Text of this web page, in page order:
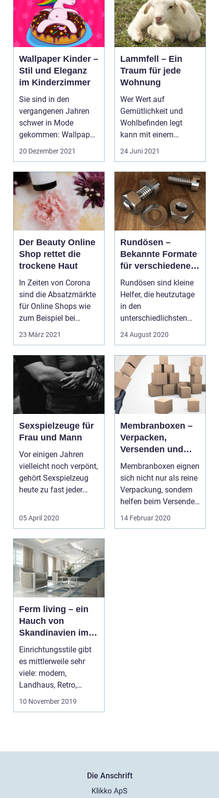
Wallpaper Kinder –
Stil und Eleganz
im Kinderzimmer
Sie sind in den
vergangenen Jahren
schwer in Mode
gekommen: Wallpaper
für Kinder. Vorbei sind
20 Dezember 2021
Lammfell – Ein
Traum für jede
Wohnung
Wer Wert auf
Gemütlichkeit und
Wohlbefinden legt
kann mit einem
schönen Lammfell
24 Juni 2021
Der Beauty Online
Shop rettet die
trockene Haut
In Zeiten von Corona
sind die Absatzmärkte
für Online Shops wie
zum Beispiel bei
https://www.beautyc...
23 März 2021
Rundösen –
Bekannte Formate
für verschiedene
Einsatzgebiete
Rundösen sind kleine
Helfer, die heutzutage
in den
unterschiedlichsten
Varianten angeboten
24 August 2020
Sexspielzeuge für
Frau und Mann
Vor einigen Jahren
vielleicht noch verpönt,
gehört Sexspielzeug
heute zu fast jeder
05 April 2020
Membranboxen –
Verpacken,
Versenden und
Aufbewahren
Membranboxen eignen
sich nicht nur als reine
Verpackung, sondern
helfen beim Versenden
und Aufbewahr...
14 Februar 2020
Ferm living – ein
Hauch von
Skandinavien im
Haus
Einrichtungsstile gibt
es mittlerweile sehr
viele: modern,
Landhaus, Retro,
Shabby Chic,
10 November 2019
Die Anschrift